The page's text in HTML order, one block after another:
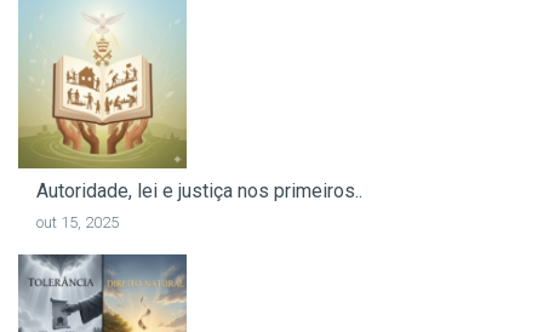
Autoridade, lei e justiça nos primeiros..
out 15, 2025